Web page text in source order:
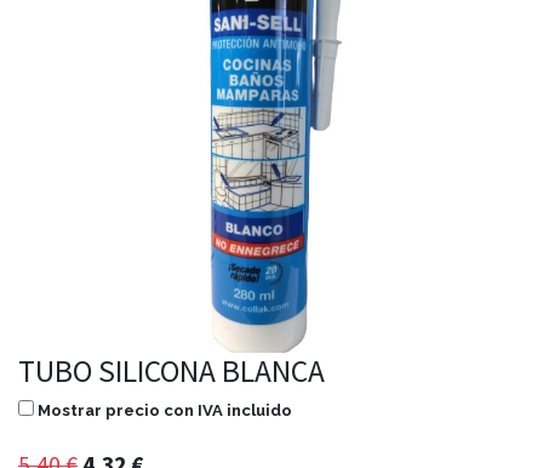
TUBO SILICONA BLANCA
Mostrar precio con IVA incluido